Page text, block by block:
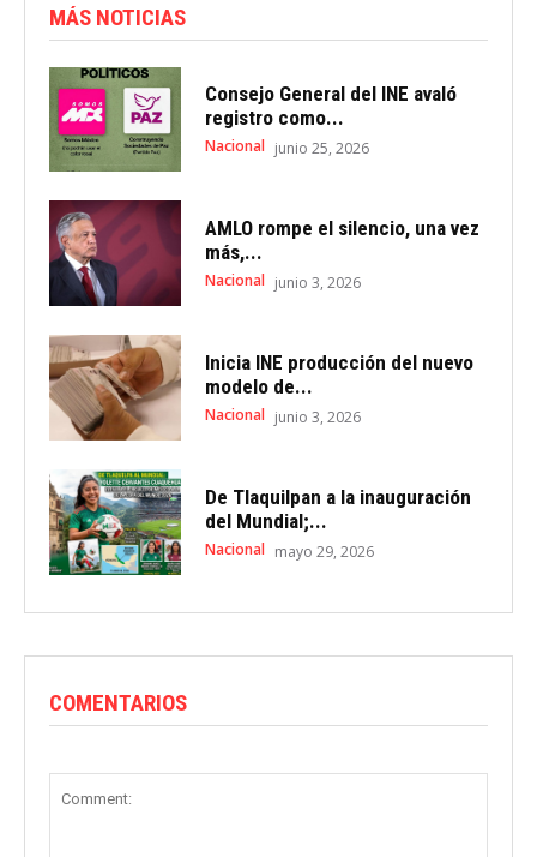
MÁS NOTICIAS
Consejo General del INE avaló
registro como...
Nacional junio 25, 2026
AMLO rompe el silencio, una vez
más,...
Nacional junio 3, 2026
Inicia INE producción del nuevo
modelo de...
Nacional junio 3, 2026
De Tlaquilpan a la inauguración
del Mundial;...
Nacional mayo 29, 2026
COMENTARIOS